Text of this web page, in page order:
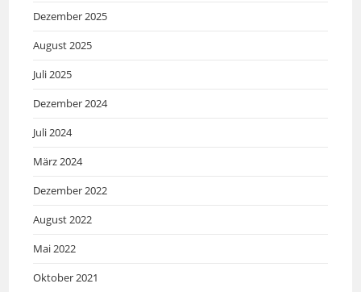
Dezember 2025
August 2025
Juli 2025
Dezember 2024
Juli 2024
März 2024
Dezember 2022
August 2022
Mai 2022
Oktober 2021